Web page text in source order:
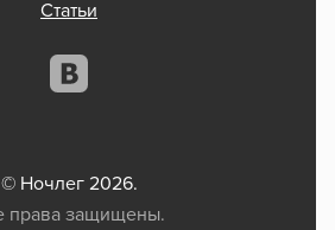
Статьи
© Ночлег 2026.
права защищены.